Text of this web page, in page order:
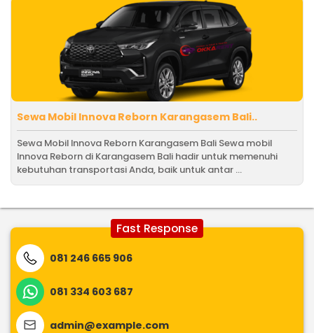
Sewa Mobil Innova Reborn Karangasem Bali..
Sewa Mobil Innova Reborn Karangasem Bali Sewa mobil
Innova Reborn di Karangasem Bali hadir untuk memenuhi
kebutuhan transportasi Anda, baik untuk antar ...
Fast Response
081 246 665 906
081 334 603 687
admin@example.com